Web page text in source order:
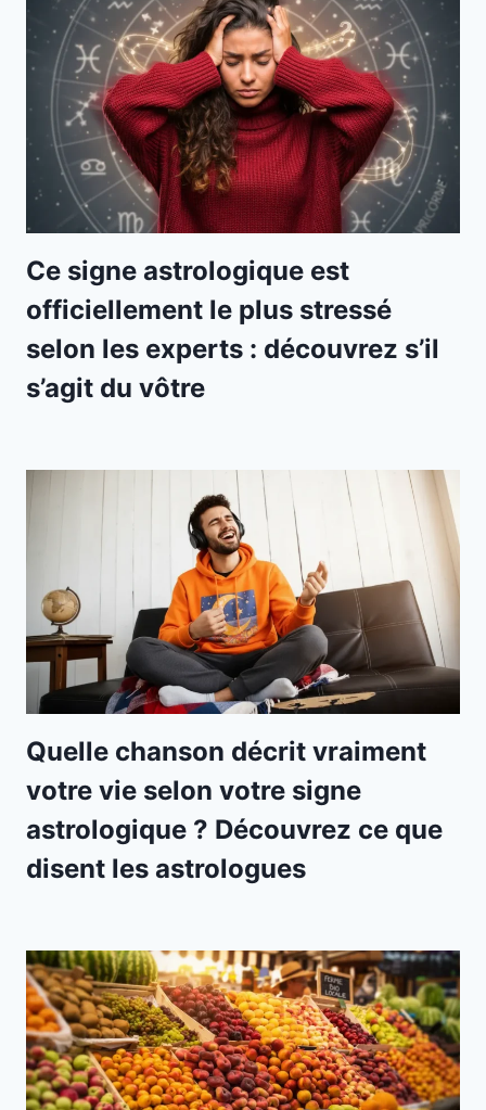
Ce signe astrologique est
officiellement le plus stressé
selon les experts : découvrez s’il
s’agit du vôtre
Quelle chanson décrit vraiment
votre vie selon votre signe
astrologique ? Découvrez ce que
disent les astrologues